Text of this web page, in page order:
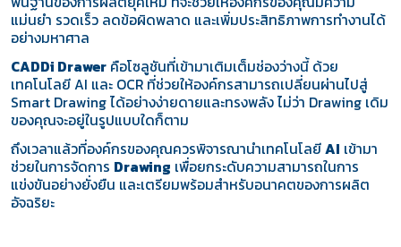
แม่นยำ รวดเร็ว ลดข้อผิดพลาด และเพิ่มประสิทธิภาพการทำงานได้
อย่างมหาศาล
CADDi Drawerคือโซลูชันที่เข้ามาเติมเต็มช่องว่างนี้ ด้วย
เทคโนโลยี AI และ OCR ที่ช่วยให้องค์กรสามารถเปลี่ยนผ่านไปสู่
Smart Drawing ได้อย่างง่ายดายและทรงพลัง ไม่ว่า Drawing เดิม
ของคุณจะอยู่ในรูปแบบใดก็ตาม
ถึงเวลาแล้วที่องค์กรของคุณควรพิจารณานำเทคโนโลยีAI เข้ามา
ช่วยในการจัดการ Drawing เพื่อยกระดับความสามารถในการ
แข่งขันอย่างยั่งยืน และเตรียมพร้อมสำหรับอนาคตของการผลิต
อัจฉริยะ